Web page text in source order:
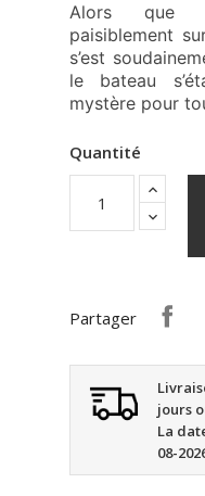
Alors que
paisiblement
s’est
le bateau
mystère pour
Quantité
Partager
jours
La
08-